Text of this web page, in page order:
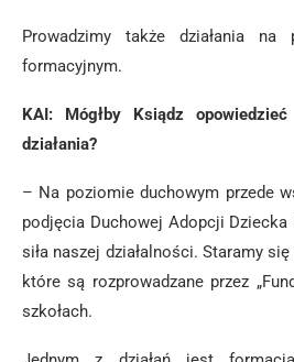
Prowadzimy także działania
formacyjnym.
KAI: Mógłby Ksiądz
działania?
– Na poziomie duchowym przede
podjęcia Duchowej Adopcji
siła naszej działalności. Staramy
które są rozprowadzane przez
szkołach.